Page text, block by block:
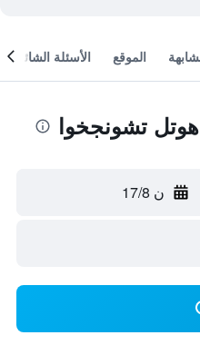
الموقع الأسئلة الشائعة
تشونجخوا
ن 17/8